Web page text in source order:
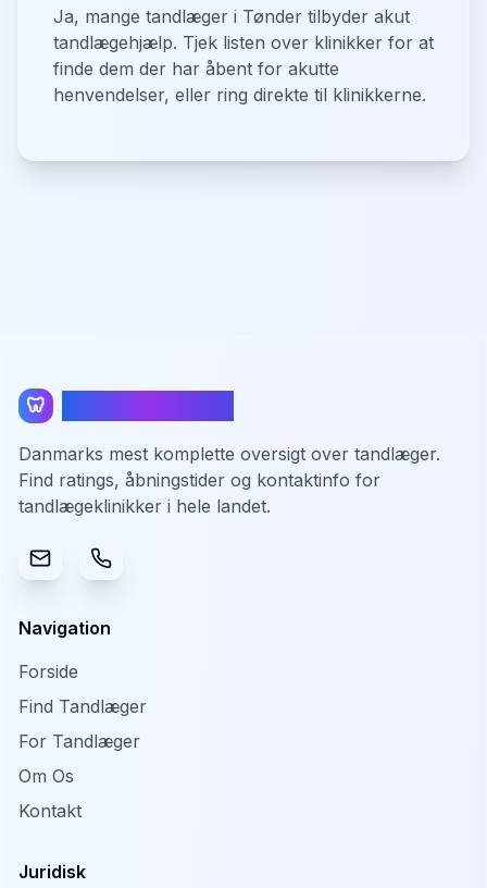
Ja, mange tandlæger i Tønder tilbyder akut
tandlægehjælp. Tjek listen over klinikker for at
finde dem der har åbent for akutte
henvendelser, eller ring direkte til klinikkerne.
🦷
Danmarks mest komplette oversigt over tandlæger.
Find ratings, åbningstider og kontaktinfo for
tandlægeklinikker i hele landet.
Navigation
Forside
Find Tandlæger
For Tandlæger
Om Os
Kontakt
Juridisk